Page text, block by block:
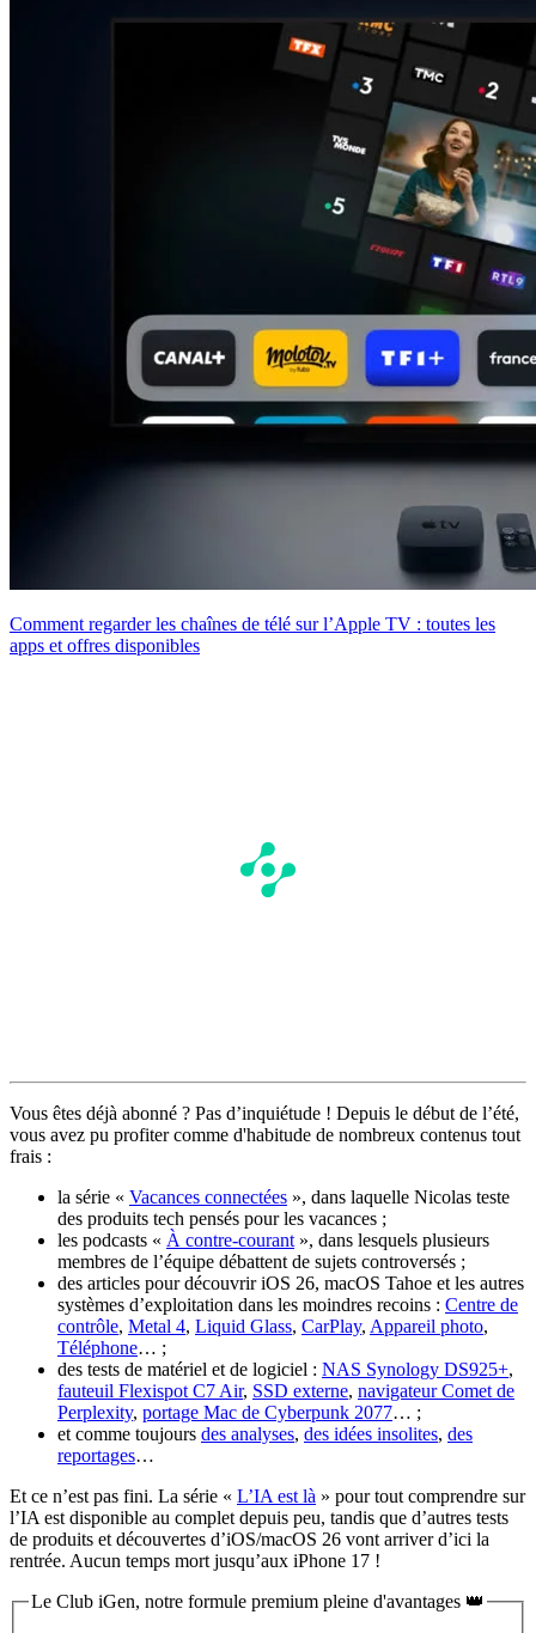
Comment regarder les chaînes de télé sur l’Apple TV : toutes les
apps et offres disponibles
Vous êtes déjà abonné ? Pas d’inquiétude ! Depuis le début de l’été,
vous avez pu profiter comme d'habitude de nombreux contenus tout
frais :
la série « Vacances connectées », dans laquelle Nicolas teste
des produits tech pensés pour les vacances ;
les podcasts « À contre-courant », dans lesquels plusieurs
membres de l’équipe débattent de sujets controversés ;
des articles pour découvrir iOS 26, macOS Tahoe et les autres
systèmes d’exploitation dans les moindres recoins : Centre de
contrôle, Metal 4, Liquid Glass, CarPlay, Appareil photo,
Téléphone… ;
des tests de matériel et de logiciel : NAS Synology DS925+,
fauteuil Flexispot C7 Air, SSD externe, navigateur Comet de
Perplexity, portage Mac de Cyberpunk 2077… ;
et comme toujours des analyses, des idées insolites, des
reportages…
Et ce n’est pas fini. La série « L’IA est là » pour tout comprendre sur
l’IA est disponible au complet depuis peu, tandis que d’autres tests
de produits et découvertes d’iOS/macOS 26 vont arriver d’ici la
rentrée. Aucun temps mort jusqu’aux iPhone 17 !
Le Club iGen, notre formule premium pleine d'avantages 👑